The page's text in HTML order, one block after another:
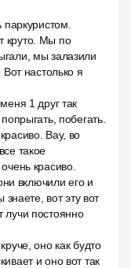
паркуристом.
круто. Мы по
мы залазили
Вот настолько я
1 друг так
побегать.
Вау, во
такое
красиво.
включили его и
знаете, вот эту вот
лучи постоянно
оно как будто
и оно вот так